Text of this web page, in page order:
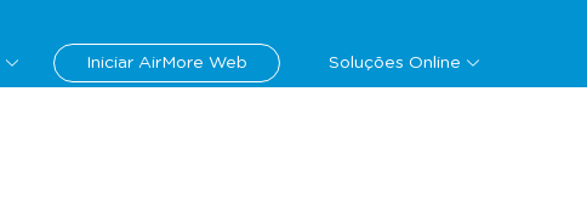
Iniciar AirMore Web Soluções Online